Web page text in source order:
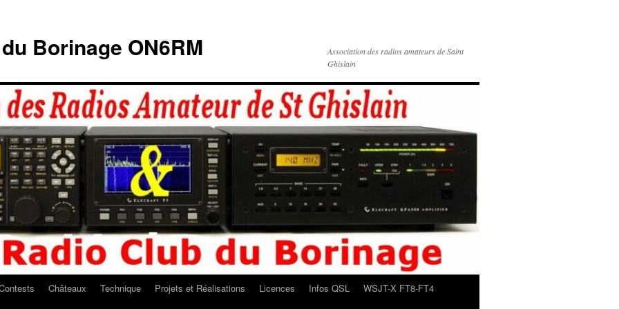
Borinage ON6RM
Association des radios amateurs de Saint
Ghislain
Châteaux Technique Projets et Réalisations Licences Infos QSL
WSJT-X FT8-FT4